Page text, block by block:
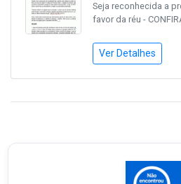
Seja reconhecida a
favor da réu -
Ver Detalhes